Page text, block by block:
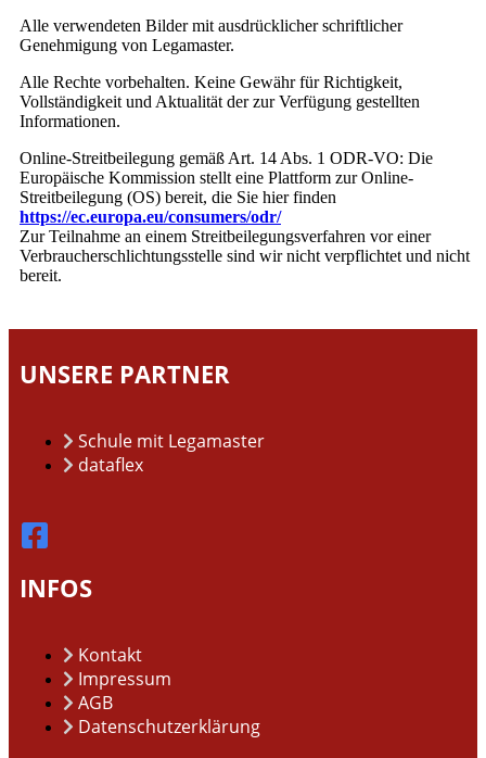
Alle verwendeten Bilder mit ausdrücklicher schriftlicher
Genehmigung von Legamaster.
Alle Rechte vorbehalten. Keine Gewähr für Richtigkeit,
Vollständigkeit und Aktualität der zur Verfügung gestellten
Informationen.
Online-Streitbeilegung gemäß Art. 14 Abs. 1 ODR-VO: Die
Europäische Kommission stellt eine Plattform zur Online-
Streitbeilegung (OS) bereit, die Sie hier finden
https://ec.europa.eu/consumers/odr/
Zur Teilnahme an einem Streitbeilegungsverfahren vor einer
Verbraucherschlichtungsstelle sind wir nicht verpflichtet und nicht
bereit.
UNSERE PARTNER
Schule mit Legamaster
dataflex
INFOS
Kontakt
Impressum
AGB
Datenschutzerklärung